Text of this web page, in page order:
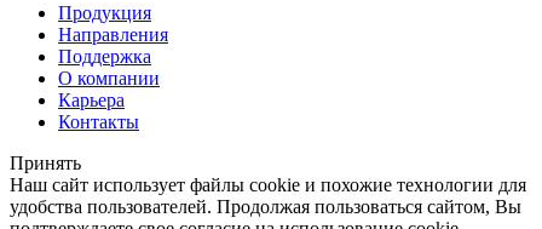
Продукция
Направления
Поддержка
О компании
Карьера
Контакты
Принять
Наш сайт использует файлы cookie и похожие технологии для
удобства пользователей. Продолжая пользоваться сайтом, Вы